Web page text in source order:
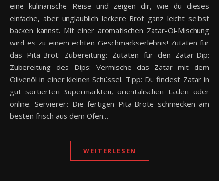
eine kulinarische Reise und zeigen dir, wie du dieses
einfache, aber unglaublich leckere Brot ganz leicht selbst
backen kannst. Mit einer aromatischen Zatar-Öl-Mischung
wird es zu einem echten Geschmackserlebnis! Zutaten für
das Pita-Brot: Zubereitung: Zutaten für den Zatar-Dip:
Zubereitung des Dips: Vermische das Zatar mit dem
Olivenöl in einer kleinen Schüssel. Tipp: Du findest Zatar in
gut sortierten Supermärkten, orientalischen Läden oder
online. Servieren: Die fertigen Pita-Brote schmecken am
besten frisch aus dem Ofen.…
WEITERLESEN